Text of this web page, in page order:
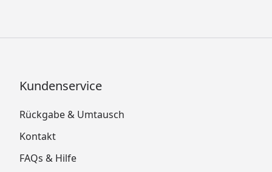
Kundenservice
Rückgabe & Umtausch
Kontakt
FAQs & Hilfe